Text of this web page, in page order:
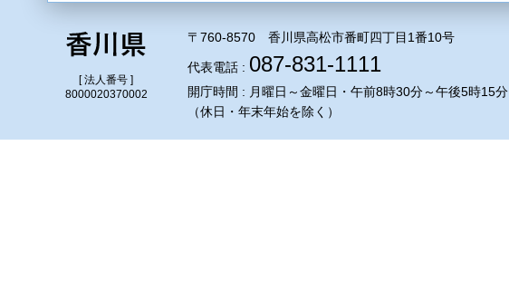
[ 法人番号 ]
8000020370002
〒760-8570 香川県高松市番町四丁目1番10号
代表電話 : 087-831-1111
開庁時間 : 月曜日～金曜日・午前8時30分～午後5時15分
（休日・年末年始を除く）